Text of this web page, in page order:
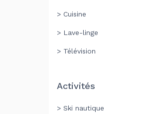
> Cuisine
> Lave-linge
> Télévision
Activités
> Ski nautique